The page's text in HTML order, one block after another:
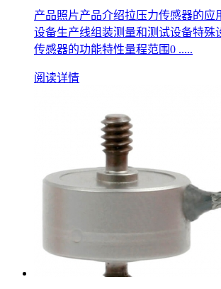
产品照片产品介绍拉压力传感器的应
设备生产线组装测量和测试设备特殊
传感器的功能特性量程范围0 .....
阅读详情